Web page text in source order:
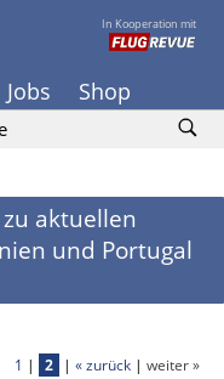
In Kooperation mit
Jobs Shop
aktuellen
und Portugal
1 | 2 | « zurück | weiter »